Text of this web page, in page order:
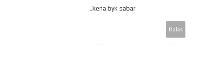
..kena byk sabar
Balas